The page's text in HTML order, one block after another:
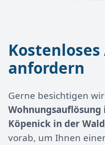
anfordern
Gerne besichtigen
Wohnungsauflösung
Köpenick in der
vorab, um Ihnen